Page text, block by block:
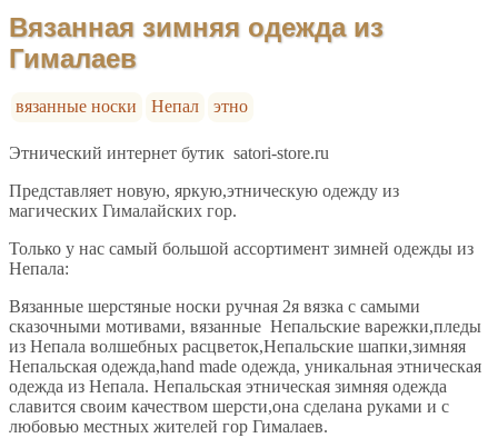
Вязанная зимняя одежда из
Гималаев
вязанные носки Непал этно
Этнический интернет бутик satori-store.ru
Представляет новую, яркую,этническую одежду из
магических Гималайских гор.
Только у нас самый большой ассортимент зимней одежды из
Непала:
Вязанные шерстяные носки ручная 2я вязка с самыми
сказочными мотивами, вязанные Непальские варежки,пледы
из Непала волшебных расцветок,Непальские шапки,зимняя
Непальская одежда,hand made одежда, уникальная этническая
одежда из Непала. Непальская этническая зимняя одежда
славится своим качеством шерсти,она сделана руками и с
любовью местных жителей гор Гималаев.